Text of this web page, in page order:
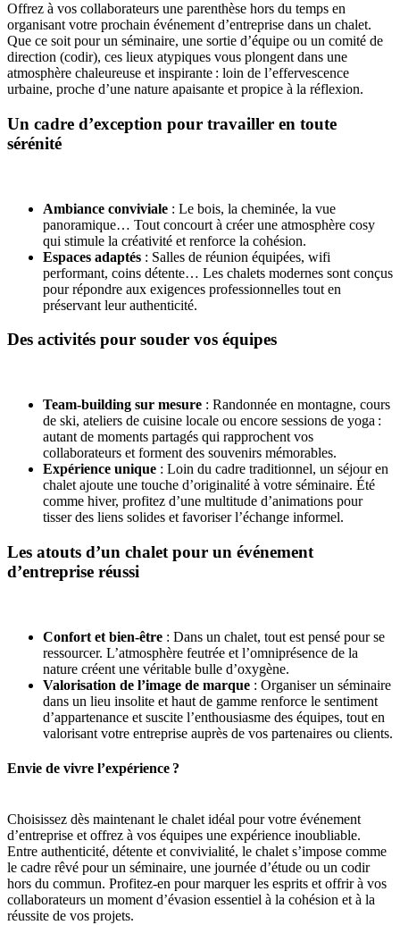
Offrez à vos collaborateurs une parenthèse hors du temps en
organisant votre prochain événement d’entreprise dans un chalet.
Que ce soit pour un séminaire, une sortie d’équipe ou un comité de
direction (codir), ces lieux atypiques vous plongent dans une
atmosphère chaleureuse et inspirante : loin de l’effervescence
urbaine, proche d’une nature apaisante et propice à la réflexion.
Un cadre d’exception pour travailler en toute
sérénité
Ambiance conviviale : Le bois, la cheminée, la vue
panoramique… Tout concourt à créer une atmosphère cosy
qui stimule la créativité et renforce la cohésion.
Espaces adaptés : Salles de réunion équipées, wifi
performant, coins détente… Les chalets modernes sont conçus
pour répondre aux exigences professionnelles tout en
préservant leur authenticité.
Des activités pour souder vos équipes
Team-building sur mesure : Randonnée en montagne, cours
de ski, ateliers de cuisine locale ou encore sessions de yoga :
autant de moments partagés qui rapprochent vos
collaborateurs et forment des souvenirs mémorables.
Expérience unique : Loin du cadre traditionnel, un séjour en
chalet ajoute une touche d’originalité à votre séminaire. Été
comme hiver, profitez d’une multitude d’animations pour
tisser des liens solides et favoriser l’échange informel.
Les atouts d’un chalet pour un événement
d’entreprise réussi
Confort et bien-être : Dans un chalet, tout est pensé pour se
ressourcer. L’atmosphère feutrée et l’omniprésence de la
nature créent une véritable bulle d’oxygène.
Valorisation de l’image de marque : Organiser un séminaire
dans un lieu insolite et haut de gamme renforce le sentiment
d’appartenance et suscite l’enthousiasme des équipes, tout en
valorisant votre entreprise auprès de vos partenaires ou clients.
Envie de vivre l’expérience ?
Choisissez dès maintenant le chalet idéal pour votre événement
d’entreprise et offrez à vos équipes une expérience inoubliable.
Entre authenticité, détente et convivialité, le chalet s’impose comme
le cadre rêvé pour un séminaire, une journée d’étude ou un codir
hors du commun. Profitez-en pour marquer les esprits et offrir à vos
collaborateurs un moment d’évasion essentiel à la cohésion et à la
réussite de vos projets.